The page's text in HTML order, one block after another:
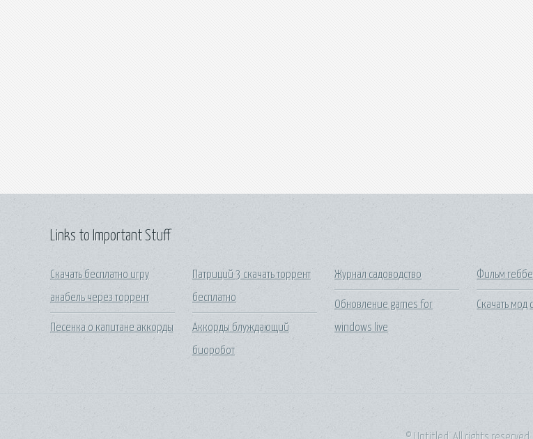
Links to Important Stuff
Скачать бесплатно игру
анабель через торрент
Песенка о капитане аккорды
Патриций 3 скачать торрент
бесплатно
Аккорды блуждающий
биоробот
Журнал садоводство
Обновление games for
windows live
Фильм
Скачать мод